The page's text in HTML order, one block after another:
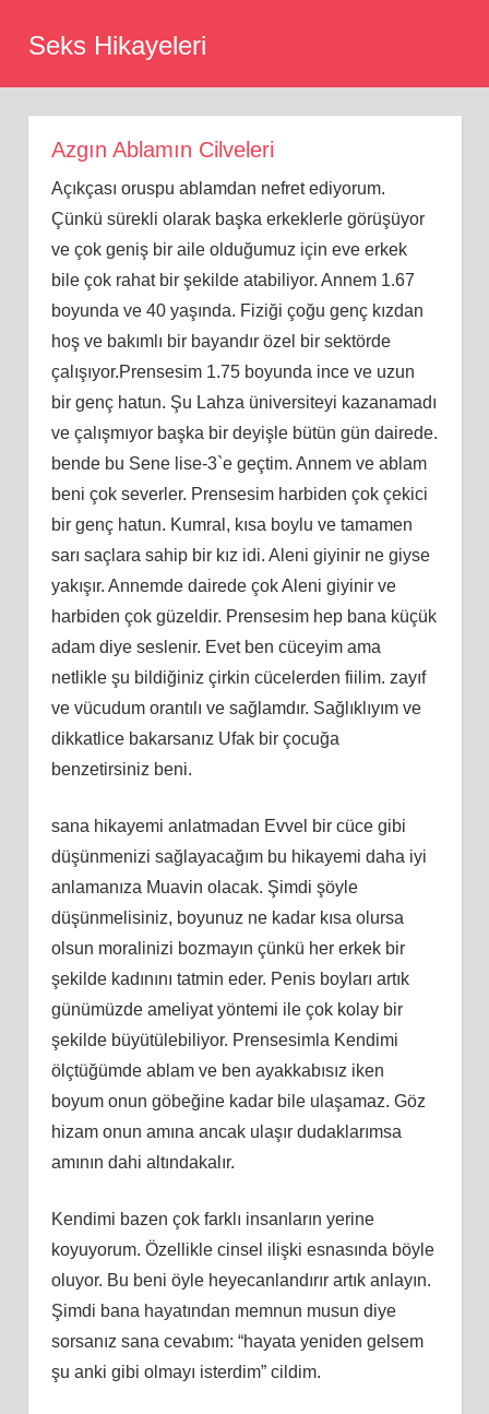
Seks Hikayeleri
Azgın Ablamın Cilveleri
Açıkçası oruspu ablamdan nefret ediyorum.
Çünkü sürekli olarak başka erkeklerle görüşüyor
ve çok geniş bir aile olduğumuz için eve erkek
bile çok rahat bir şekilde atabiliyor. Annem 1.67
boyunda ve 40 yaşında. Fiziği çoğu genç kızdan
hoş ve bakımlı bir bayandır özel bir sektörde
çalışıyor.Prensesim 1.75 boyunda ince ve uzun
bir genç hatun. Şu Lahza üniversiteyi kazanamadı
ve çalışmıyor başka bir deyişle bütün gün dairede.
bende bu Sene lise-3`e geçtim. Annem ve ablam
beni çok severler. Prensesim harbiden çok çekici
bir genç hatun. Kumral, kısa boylu ve tamamen
sarı saçlara sahip bir kız idi. Aleni giyinir ne giyse
yakışır. Annemde dairede çok Aleni giyinir ve
harbiden çok güzeldir. Prensesim hep bana küçük
adam diye seslenir. Evet ben cüceyim ama
netlikle şu bildiğiniz çirkin cücelerden fiilim. zayıf
ve vücudum orantılı ve sağlamdır. Sağlıklıyım ve
dikkatlice bakarsanız Ufak bir çocuğa
benzetirsiniz beni.
sana hikayemi anlatmadan Evvel bir cüce gibi
düşünmenizi sağlayacağım bu hikayemi daha iyi
anlamanıza Muavin olacak. Şimdi şöyle
düşünmelisiniz, boyunuz ne kadar kısa olursa
olsun moralinizi bozmayın çünkü her erkek bir
şekilde kadınını tatmin eder. Penis boyları artık
günümüzde ameliyat yöntemi ile çok kolay bir
şekilde büyütülebiliyor. Prensesimla Kendimi
ölçtüğümde ablam ve ben ayakkabısız iken
boyum onun göbeğine kadar bile ulaşamaz. Göz
hizam onun amına ancak ulaşır dudaklarımsa
amının dahi altındakalır.
Kendimi bazen çok farklı insanların yerine
koyuyorum. Özellikle cinsel ilişki esnasında böyle
oluyor. Bu beni öyle heyecanlandırır artık anlayın.
Şimdi bana hayatından memnun musun diye
sorsanız sana cevabım: “hayata yeniden gelsem
şu anki gibi olmayı isterdim” cildim.